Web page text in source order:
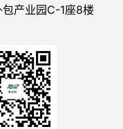
产业园C-1座8楼